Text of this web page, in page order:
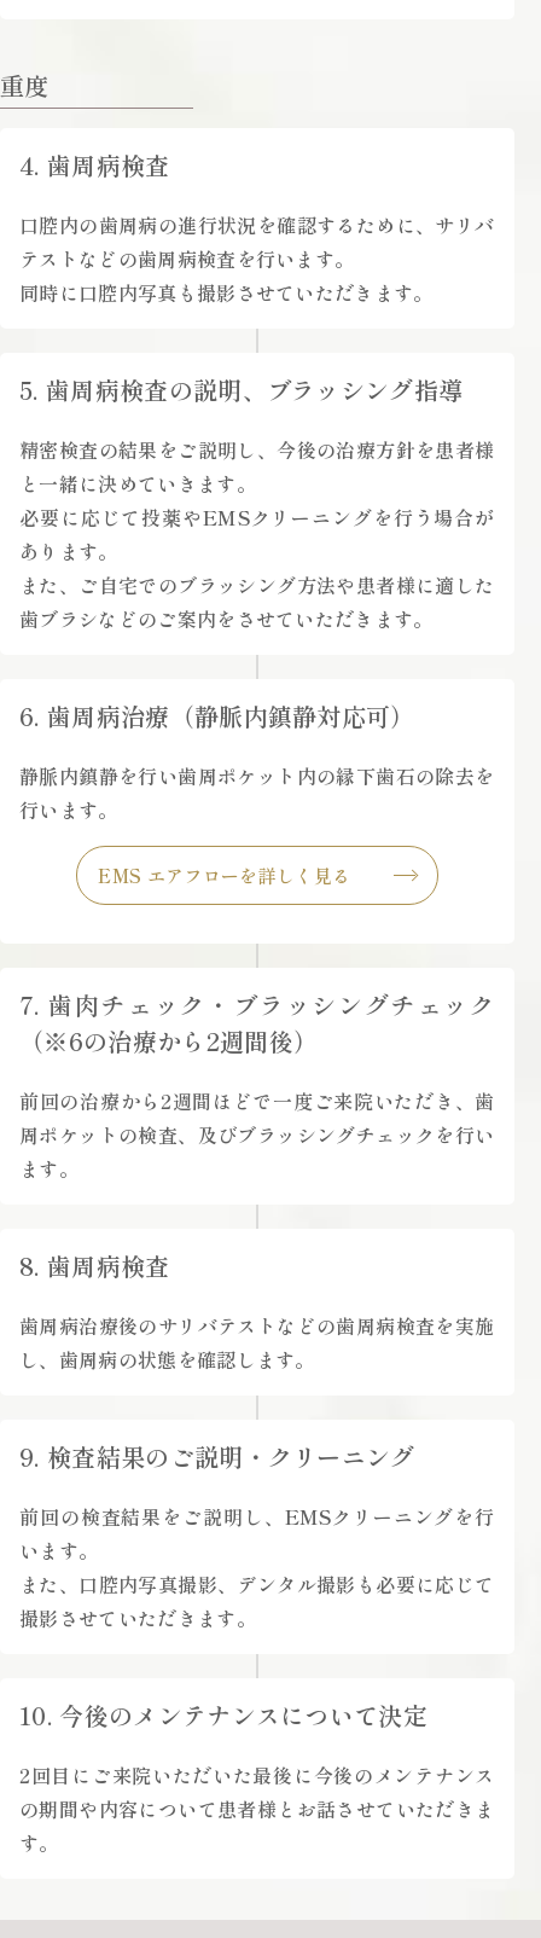
重度
4. 歯周病検査
口腔内の歯周病の進行状況を確認するために、サリバ
テストなどの歯周病検査を行います。
同時に口腔内写真も撮影させていただきます。
5. 歯周病検査の説明、ブラッシング指導
精密検査の結果をご説明し、今後の治療方針を患者様
と一緒に決めていきます。
必要に応じて投薬やEMSクリーニングを行う場合が
あります。
また、ご自宅でのブラッシング方法や患者様に適した
歯ブラシなどのご案内をさせていただきます。
6. 歯周病治療（静脈内鎮静対応可）
静脈内鎮静を行い歯周ポケット内の縁下歯石の除去を
行います。
EMS エアフローを詳しく見る
7. 歯肉チェック・ブラッシングチェック
（※6の治療から2週間後）
前回の治療から2週間ほどで一度ご来院いただき、歯
周ポケットの検査、及びブラッシングチェックを行い
ます。
8. 歯周病検査
歯周病治療後のサリバテストなどの歯周病検査を実施
し、歯周病の状態を確認します。
9. 検査結果のご説明・クリーニング
前回の検査結果をご説明し、EMSクリーニングを行
います。
また、口腔内写真撮影、デンタル撮影も必要に応じて
撮影させていただきます。
10. 今後のメンテナンスについて決定
2回目にご来院いただいた最後に今後のメンテナンス
の期間や内容について患者様とお話させていただきま
す。